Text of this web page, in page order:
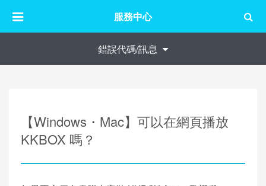
服務中心
錯誤代碼/訊息
【Windows・Mac】可以在網頁播放
KKBOX 嗎？